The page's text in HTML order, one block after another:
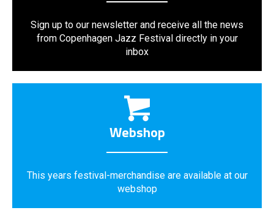
Sign up to our newsletter and receive all the news
from Copenhagen Jazz Festival directly in your
inbox
Webshop
This years festival-merchandise are available at our
webshop